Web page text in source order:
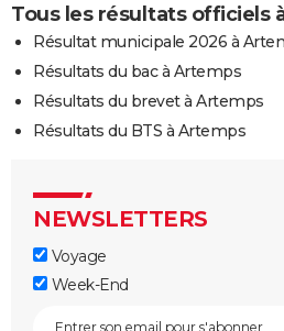
Tous les résultats officiels
Résultat municipale 2026 à
Résultats du bac à Artemps
Résultats du brevet à Artemps
Résultats du BTS à Artemps
NEWSLETTERS
Voyage
Week-End